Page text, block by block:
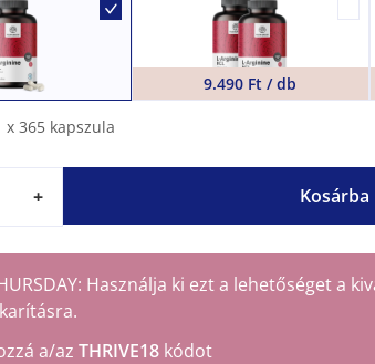
9.490 Ft / db
x 365 kapszula
+ Kosárba
Használja ki ezt a lehetőséget a
a/az THRIVE18kódot